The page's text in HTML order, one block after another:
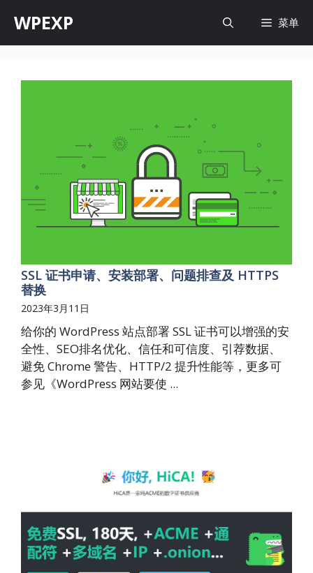
内
WPEXP 菜单
SSL 证书申请、安装部署、问题排查及 HTTPS
替换
2023年3月11日
给你的 WordPress 站点部署 SSL 证书可以增强的安
全性、SEO排名优化、信任和可信度、引荐数据、
避免 Chrome 警告、HTTP/2 提升性能等，更多可
参见《WordPress 网站要使 ...